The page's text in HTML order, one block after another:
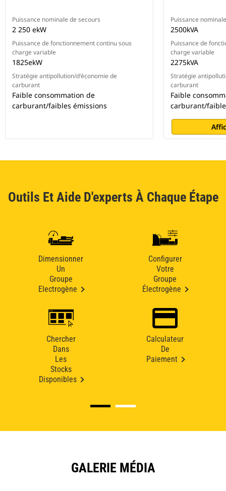
Puissance nominale de secours
2 250 ekW
Puissance de fonctionnement continu sous
charge variable
1825ekW
Stratégie antipollution/d'économie de
carburant
Faible consommation de
carburant/faibles émissions
Puissance
2500kVA
Puissance de
charge variable
2275kVA
Stratégie
carburant
Faible
carburant/
Outils Et Aide D'experts À Chaque Étape
Dimensionner
Un
Groupe
Electrogène
Configurer
Votre
Groupe
Électrogène
Chercher
Dans
Les
Stocks
Disponibles
Calculateur
De
Paiement
GALERIE MÉDIA